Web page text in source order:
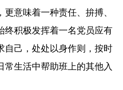
意味着一种责任、拚搏、
终积极发挥着一名党员应有
自己，处处以身作则，按时
常生活中帮助班上的其他入